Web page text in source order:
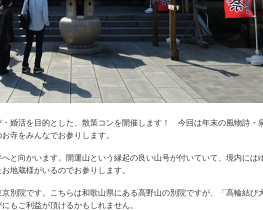
婚活を目的とした、散策コンを開催します！ 今回は年末の風物詩・
寺をみんなでお参りします。
と向かいます。開運山という縁起の良い山号が付いていて、境内には
地蔵様がいるのでお参りします。
別院です。こちらは和歌山県にある高野山の別院ですが、「高輪結び
もご利益が頂けるかもしれません。